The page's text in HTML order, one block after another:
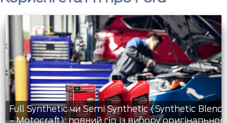
Full Synthetic чи Semi Synthetic (Synthetic Blend
- Motocraft): повний гід із вибору оригінальної